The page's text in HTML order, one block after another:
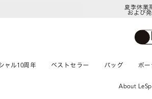
夏季休業
および
ャル10周年 ベストセラー バッグ ポ
About